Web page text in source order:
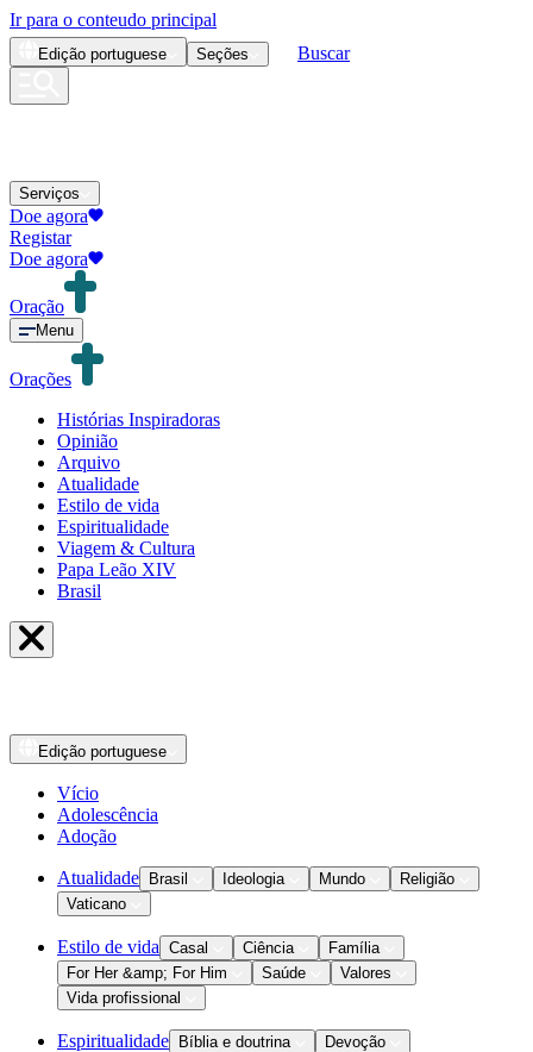
Ir para o conteudo principal
Edição portuguese Seções Buscar
Serviços
Doe agora
Registar
Doe agora
Oração
Menu
Orações
Histórias Inspiradoras
Opinião
Arquivo
Atualidade
Estilo de vida
Espiritualidade
Viagem & Cultura
Papa Leão XIV
Brasil
Edição portuguese
Vício
Adolescência
Adoção
Atualidade Brasil Ideologia Mundo
Religião
Vaticano
Estilo de vida Casal Ciência
Família
For Her &amp; For Him
Saúde
Valores
Vida profissional
Espiritualidade Bíblia e doutrina
Devoção